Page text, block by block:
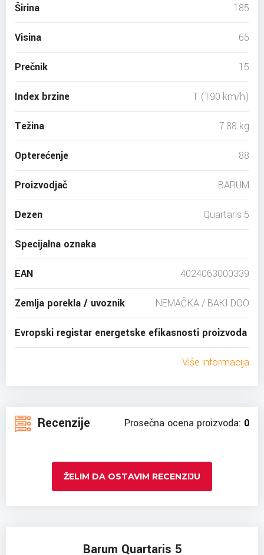
Širina 185
Visina 65
Prečnik 15
Index brzine T (190 km/h)
Težina 7.88 kg
Opterećenje 88
Proizvodjač BARUM
Dezen Quartaris 5
Specijalna oznaka
EAN 4024063000339
Zemlja porekla / uvoznik NEMAČKA / BAKI DOO
Evropski registar energetske efikasnosti proizvoda
Više informacija
Recenzije Prosečna ocena proizvoda: 0
ŽELIM DA OSTAVIM RECENZIJU
Barum Quartaris 5